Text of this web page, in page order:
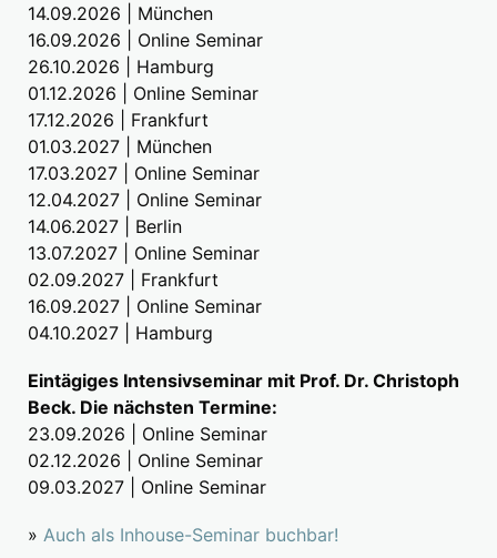
14.09.2026 | München
16.09.2026 | Online Seminar
26.10.2026 | Hamburg
01.12.2026 | Online Seminar
17.12.2026 | Frankfurt
01.03.2027 | München
17.03.2027 | Online Seminar
12.04.2027 | Online Seminar
14.06.2027 | Berlin
13.07.2027 | Online Seminar
02.09.2027 | Frankfurt
16.09.2027 | Online Seminar
04.10.2027 | Hamburg
Eintägiges Intensivseminar mit Prof. Dr. Christoph
Beck. Die nächsten Termine:
23.09.2026 | Online Seminar
02.12.2026 | Online Seminar
09.03.2027 | Online Seminar
» Auch als Inhouse-Seminar buchbar!